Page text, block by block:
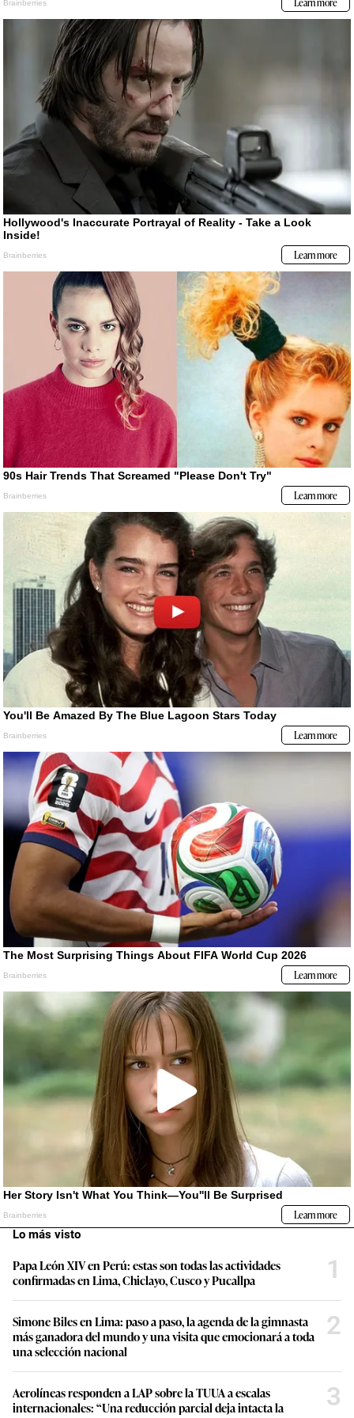
Lo más visto
Papa León XIV en Perú: estas son todas las actividades
confirmadas en Lima, Chiclayo, Cusco y Pucallpa
1
Simone Biles en Lima: paso a paso, la agenda de la gimnasta
más ganadora del mundo y una visita que emocionará a toda
una selección nacional
2
Aerolíneas responden a LAP sobre la TUUA a escalas
internacionales: “Una reducción parcial deja intacta la
3